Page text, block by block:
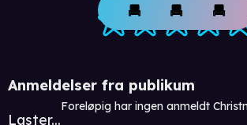
Anmeldelser fra publikum
Laster...
Foreløpig har ingen anmeldt